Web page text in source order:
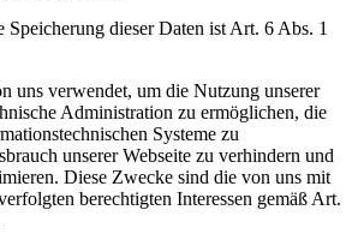
Speicherung dieser Daten ist Art. 6 Abs. 1
uns verwendet, um die Nutzung unserer
Administration zu ermöglichen, die
Systeme zu
unserer Webseite zu verhindern und
Diese Zwecke sind die von uns mit
berechtigten Interessen gemäß Art.